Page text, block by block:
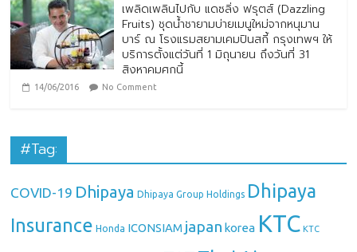
เพลิดเพลินไปกับ แดซลิ่ง ฟรุตส์ (Dazzling
Fruits) ชุดน้ำชายามบ่ายเมนูใหม่จากหนุมาน
บาร์ ณ โรงแรมสยามเคมปินสกี้ กรุงเทพฯ ให้
บริการตั้งแต่วันที่ 1 มิถุนายน ถึงวันที่ 31
สิงหาคมศกนี้
14/06/2016 No Comment
#Tag:
COVID-19 Dhipaya Dhipaya Group Holdings Dhipaya
Insurance Honda ICONSIAM japan korea KTC KTC